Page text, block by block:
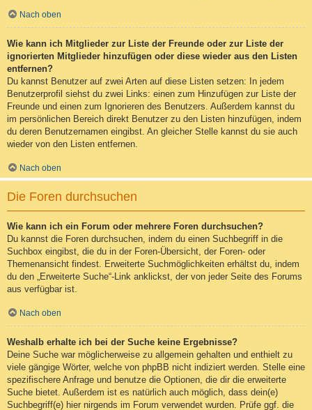
Nach oben
Wie kann ich Mitglieder zur Liste der Freunde oder zur Liste der
ignorierten Mitglieder hinzufügen oder diese wieder aus den Listen
entfernen?
Du kannst Benutzer auf zwei Arten auf diese Listen setzen: In jedem
Benutzerprofil siehst du zwei Links: einen zum Hinzufügen zur Liste der
Freunde und einen zum Ignorieren des Benutzers. Außerdem kannst du
im persönlichen Bereich direkt Benutzer zu den Listen hinzufügen, indem
du deren Benutzernamen eingibst. An gleicher Stelle kannst du sie auch
wieder von den Listen entfernen.
Nach oben
Die Foren durchsuchen
Wie kann ich ein Forum oder mehrere Foren durchsuchen?
Du kannst die Foren durchsuchen, indem du einen Suchbegriff in die
Suchbox eingibst, die du in der Foren-Übersicht, der Foren- oder
Themenansicht findest. Erweiterte Suchmöglichkeiten erhältst du, indem
du den „Erweiterte Suche“-Link anklickst, der von jeder Seite des Forums
aus verfügbar ist.
Nach oben
Weshalb erhalte ich bei der Suche keine Ergebnisse?
Deine Suche war möglicherweise zu allgemein gehalten und enthielt zu
viele gängige Wörter, welche von phpBB nicht indiziert werden. Stelle eine
spezifischere Anfrage und benutze die Optionen, die dir die erweiterte
Suche bietet. Außerdem ist es natürlich auch möglich, dass dein(e)
Suchbegriff(e) hier nirgends im Forum verwendet wurden. Prüfe ggf. die